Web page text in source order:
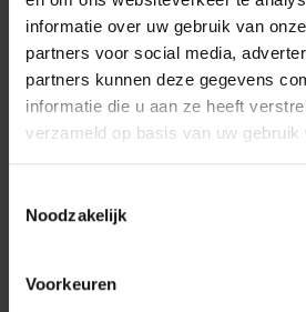
informatie over uw gebruik van
partners voor social media,
partners kunnen deze gegevens
informatie die u aan ze heeft
verzameld op basis van uw gebruik
Noodzakelijk
Voorkeuren
Wil je een fiets verkopen die te
Wil je een tweedehandsfiets op
je aan het fietsen gaan?
en Les Ateliers de la Rue Voot
april een fietsbrocante op de
fluomateriaal en fietskaarten